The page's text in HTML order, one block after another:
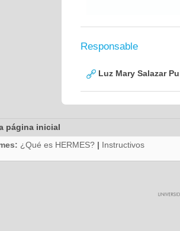
Responsable
Luz Mary Salazar
página inicial
¿Qué es HERMES? | Instructivos